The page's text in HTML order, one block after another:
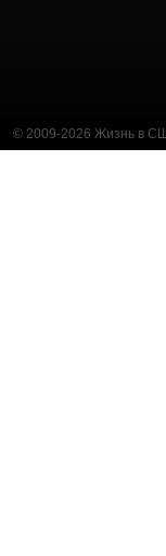
© 2009-2026 Жизнь в